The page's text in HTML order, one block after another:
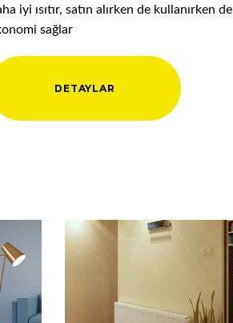
iyi ısıtır, satın alırken de kullanırken de
sağlar
DETAYLAR